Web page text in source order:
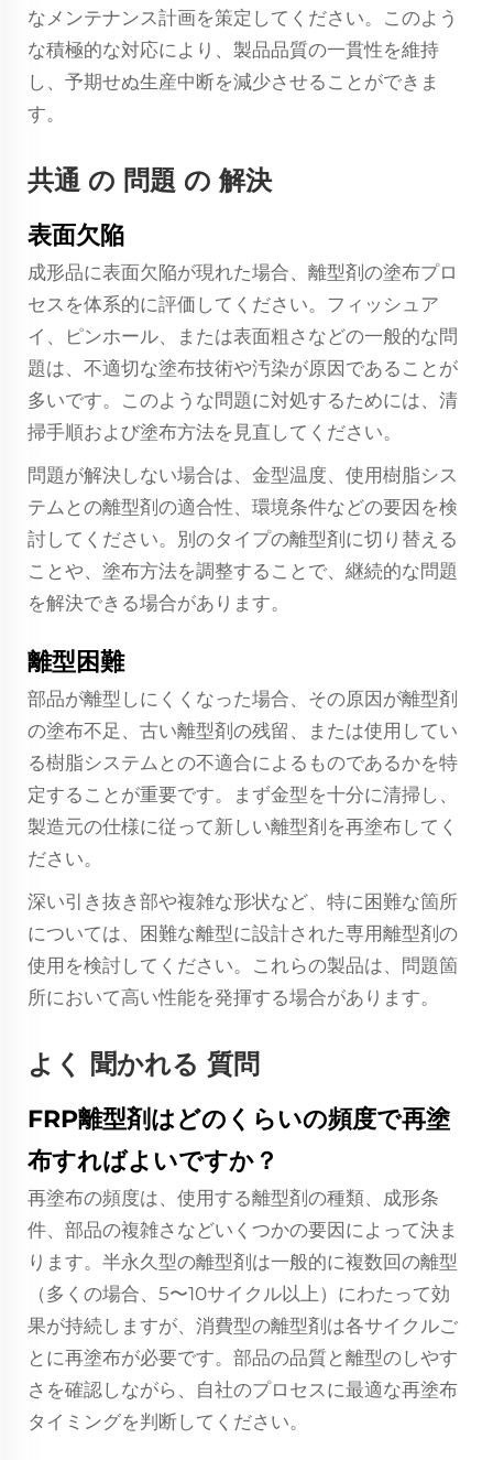
なメンテナンス計画を策定してください。このよう
な積極的な対応により、製品品質の一貫性を維持
し、予期せぬ生産中断を減少させることができま
す。
共通 の 問題 の 解決
表面欠陥
成形品に表面欠陥が現れた場合、離型剤の塗布プロ
セスを体系的に評価してください。フィッシュア
イ、ピンホール、または表面粗さなどの一般的な問
題は、不適切な塗布技術や汚染が原因であることが
多いです。このような問題に対処するためには、清
掃手順および塗布方法を見直してください。
問題が解決しない場合は、金型温度、使用樹脂シス
テムとの離型剤の適合性、環境条件などの要因を検
討してください。別のタイプの離型剤に切り替える
ことや、塗布方法を調整することで、継続的な問題
を解決できる場合があります。
離型困難
部品が離型しにくくなった場合、その原因が離型剤
の塗布不足、古い離型剤の残留、または使用してい
る樹脂システムとの不適合によるものであるかを特
定することが重要です。まず金型を十分に清掃し、
製造元の仕様に従って新しい離型剤を再塗布してく
ださい。
深い引き抜き部や複雑な形状など、特に困難な箇所
については、困難な離型に設計された専用離型剤の
使用を検討してください。これらの製品は、問題箇
所において高い性能を発揮する場合があります。
よく 聞かれる 質問
FRP離型剤はどのくらいの頻度で再塗
布すればよいですか？
再塗布の頻度は、使用する離型剤の種類、成形条
件、部品の複雑さなどいくつかの要因によって決ま
ります。半永久型の離型剤は一般的に複数回の離型
（多くの場合、5〜10サイクル以上）にわたって効
果が持続しますが、消費型の離型剤は各サイクルご
とに再塗布が必要です。部品の品質と離型のしやす
さを確認しながら、自社のプロセスに最適な再塗布
タイミングを判断してください。